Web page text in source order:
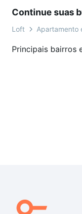
Continue suas
Loft Apartamento